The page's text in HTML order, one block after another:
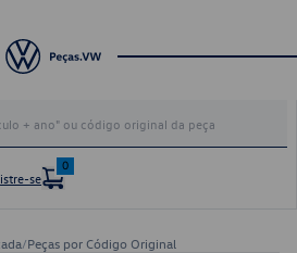
se
0
/Peças por Código Original